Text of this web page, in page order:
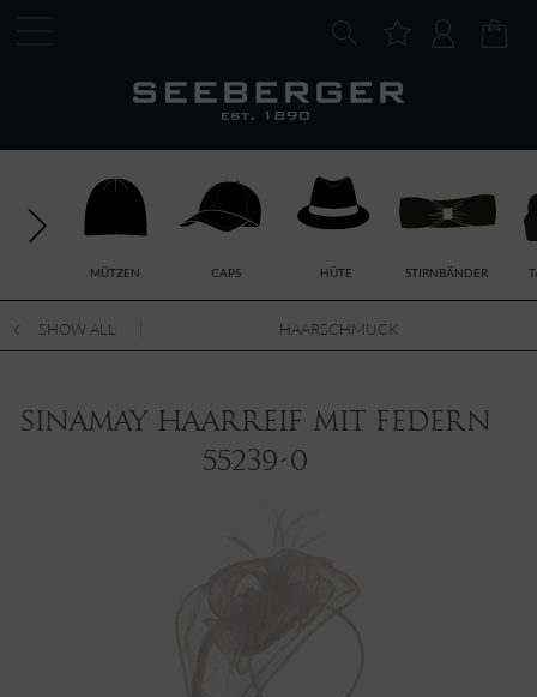
MÜTZEN CAPS HÜTE STIRNBÄNDER
SHOW ALL HAARSCHMUCK
Sinamay Haarreif mit Federn
55239-0